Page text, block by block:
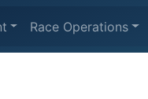
Race Operations